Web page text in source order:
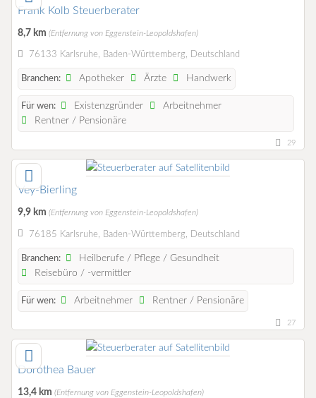
Frank Kolb Steuerberater
8,7 km (Entfernung von Eggenstein-Leopoldshafen)
76133 Karlsruhe, Baden-Württemberg, Deutschland
Branchen: Apotheker Ärzte Handwerk
Für wen: Existenzgründer
Arbeitnehmer
Rentner / Pensionäre
29
Vey-Bierling
9,9 km (Entfernung von Eggenstein-Leopoldshafen)
76185 Karlsruhe, Baden-Württemberg, Deutschland
Branchen:
Heilberufe / Pflege / Gesundheit
Reisebüro / -vermittler
Für wen: Arbeitnehmer Rentner / Pensionäre
27
Dorothea Bauer
13,4 km (Entfernung von Eggenstein-Leopoldshafen)